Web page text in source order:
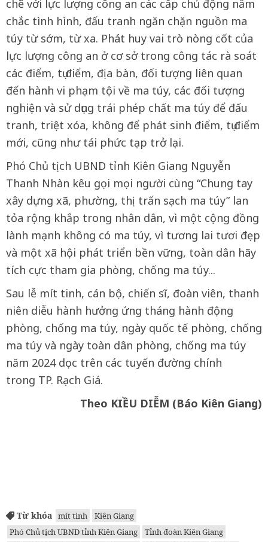
chẽ với lực lượng công an các cấp chủ động nắm
chắc tình hình, đấu tranh ngăn chặn nguồn ma
túy từ sớm, từ xa. Phát huy vai trò nòng cốt của
lực lượng công an ở cơ sở trong công tác rà soát
các điểm, tụ điểm, địa bàn, đối tượng liên quan
đến hành vi phạm tội về ma túy, các đối tượng
nghiện và sử dụng trái phép chất ma túy để đấu
tranh, triệt xóa, không để phát sinh điểm, tụ điểm
mới, cũng như tái phức tạp trở lại.
Phó Chủ tịch UBND tỉnh Kiên Giang Nguyễn
Thanh Nhàn kêu gọi mọi người cùng “Chung tay
xây dựng xã, phường, thị trấn sạch ma túy” lan
tỏa rộng khắp trong nhân dân, vì một cộng đồng
lành mạnh không có ma túy, vì tương lai tươi đẹp
và một xã hội phát triển bền vững, toàn dân hãy
tích cực tham gia phòng, chống ma túy...
Sau lễ mít tinh, cán bộ, chiến sĩ, đoàn viên, thanh
niên diễu hành hưởng ứng tháng hành động
phòng, chống ma túy, ngày quốc tế phòng, chống
ma túy và ngày toàn dân phòng, chống ma túy
năm 2024 dọc trên các tuyến đường chính
trong TP. Rạch Giá.
Theo KIỀU DIỄM (Báo Kiên Giang)
Từ khóa mít tinh
Kiên Giang
Phó Chủ tịch UBND tỉnh Kiên Giang
Tỉnh đoàn Kiên Giang